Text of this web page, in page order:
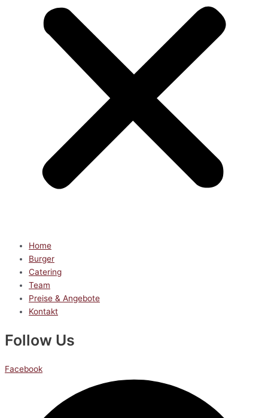
Home
Burger
Catering
Team
Preise & Angebote
Kontakt
Follow Us
Facebook